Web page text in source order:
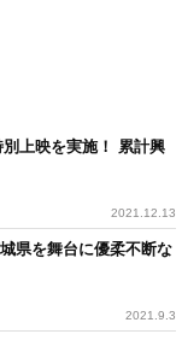
上映を実施！ 累計興
2021.12.13
県を舞台に優柔不断な
2021.9.3